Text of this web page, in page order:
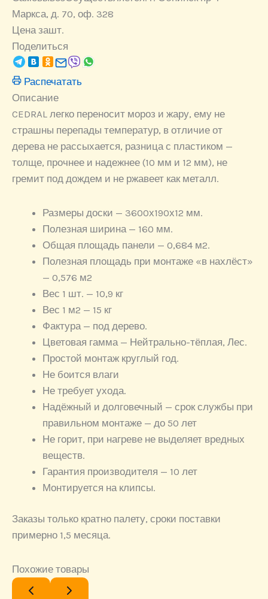
Маркса, д. 70, оф. 328
Цена зашт.
Поделиться
Распечатать
Описание
CEDRAL легко переносит мороз и жару, ему не
страшны перепады температур, в отличие от
дерева не рассыхается, разница с пластиком —
толще, прочнее и надежнее (10 мм и 12 мм), не
гремит под дождем и не ржавеет как металл.
Размеры доски — 3600х190х12 мм.
Полезная ширина — 160 мм.
Общая площадь панели — 0,684 м2.
Полезная площадь при монтаже «в нахлёст»
— 0,576 м2
Вес 1 шт. — 10,9 кг
Вес 1 м2 — 15 кг
Фактура — под дерево.
Цветовая гамма — Нейтрально-тёплая, Лес.
Простой монтаж круглый год.
Не боится влаги
Не требует ухода.
Надёжный и долговечный — срок службы при
правильном монтаже — до 50 лет
Не горит, при нагреве не выделяет вредных
веществ.
Гарантия производителя — 10 лет
Монтируется на клипсы.
Заказы только кратно палету, сроки поставки
примерно 1,5 месяца.
Похожие товары